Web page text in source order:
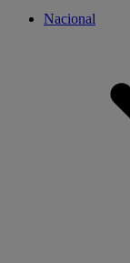
Nacional